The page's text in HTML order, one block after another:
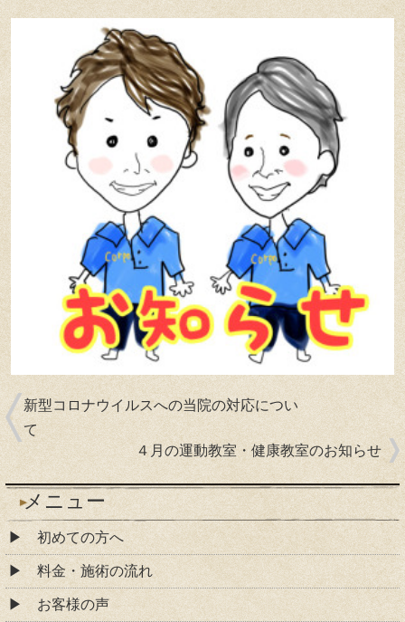
新型コロナウイルスへの当院の対応につい
て
４月の運動教室・健康教室のお知らせ
メニュー
初めての方へ
料金・施術の流れ
お客様の声